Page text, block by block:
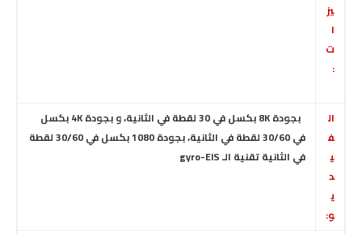
يز
ا
ت
:
ال
ف
ي
د
ي
و:
بجودة 8K بكسل في 30 لقطة في الثانية، و
بجودة 4K بكسل
في 30/60 لقطة في الثانية،
بجودة 1080 بكسل في 30/60 لقطة
في الثانية تقنية الـ gyro-EIS